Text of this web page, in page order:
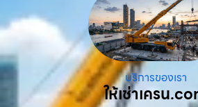
บริการของเรา
ให้เช่าเครน